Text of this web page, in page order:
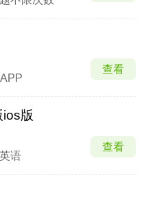
查看
ios版
语
查看